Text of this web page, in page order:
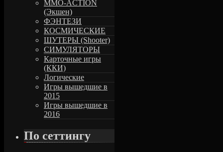
MMO-ACTION
(Экшен)
ФЭНТЕЗИ
КОСМИЧЕСКИЕ
ШУТЕРЫ (Shooter)
СИМУЛЯТОРЫ
Карточные игры
(ККИ)
Логические
Игры вышедшие в
2015
Игры вышедшие в
2016
По сеттингу